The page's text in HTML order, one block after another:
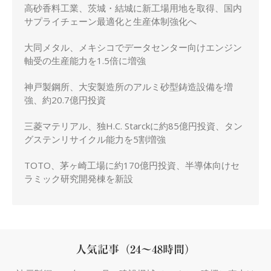
高砂香料工業、茨城・結城に新工場用地を取得、国内
サプライチェーン最適化と生産体制強化へ
大同メタル、メキシコでデータセンター向けエンジン
軸受の生産能力を1.5倍に増強
神戸製鋼所、大安製造所のアルミ砂型鋳造設備を増
強、約20.7億円投資
三菱マテリアル、独H.C. Starckに約85億円投資、タン
グステンリサイクル能力を5割増強
TOTO、茅ヶ崎工場に約170億円投資、半導体向けセ
ラミック研究開発棟を新設
人気記事（24～48時間）